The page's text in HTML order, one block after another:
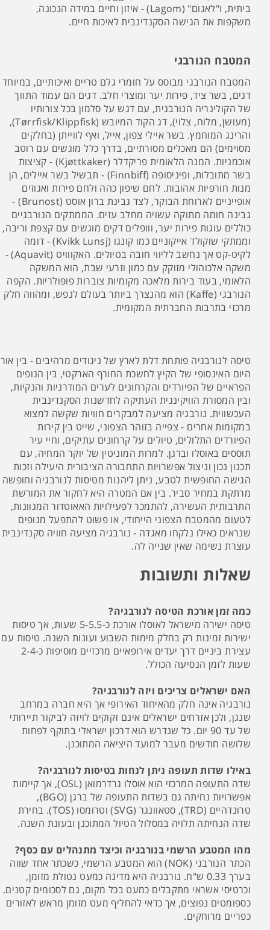
ביתית, ו"לאגום" (Lagom) - איזון וחיים במידה הנכונה,
משקפות את הגישה הסקנדינבית לאיכות חיים.
המטבח הנורבגי
המטבח הנורבגי מבוסס על חומרי גלם טריים ואיכותיים, במיוחד
דגים, בשר ציד, פירות יער ומוצרי חלב. דגים הם עמוד התווך
של הקולינריה הנורבגית, עם דגש על סלמון בכל צורותיו
(מעושן, מלוח, צלוי), דג הקוד המיובש (Tørrfisk/Klippfisk),
והרינג המוחמץ. בשר איילי צפון, אייל, ואף לווייתן (בחלקים
מסוימים) הם מאכלים מסורתיים, בדרך כלל מוגשים עם רוטב
אוכמניות. המנה הלאומית פריקדלר (Kjøttkaker) - קציצות
בשר מתובלות, ופיניסופה (Finnbiff) - תבשיל בשר איילים, הן
מנות חורפיות אהובות. לחם שיפון כהה ולחם פירות ואגוזים
אופייניים לארוחת הבוקר, לצד גבינת ברון אוסט (Brunost) -
גבינה חומה מתוקה עשויה מחלב עזים. הממתקים הנורבגיים
כוללים עוגות פירות יער, ווופלים דקים מוגשים עם קצפת וריבה,
וממתקי שוקולד אייקוניים כמו קונגו (Kvikk Lunsj) - דומה
לקיט-קט אך נחשב לליווי חובה בטיולים. האקווויט (Aquavit) -
משקה אלכוהולי מזוקק עם כמון וזרעי שבת, הוא המשקה
הלאומי, בעוד בירות מלאכה מקומיות צוברות פופולריות. הקפה
הנורבגי (Kaffe) הוא מהנצרך ביותר בעולם לנפש, ומהווה חלק
מרכזי בתרבות החברתית המקומית.
טיסה לנורבגיה פותחת דלת לארץ של ניגודים מרהיבים - בין אור
היום האינסופי של הקיץ לחשכת החורף הארקטי, בין הנופים
הפראיים של הפיורדים והקרחונים לערים המודרניות והנקיות,
ובין המסורת הוויקינגית העתיקה לחדשנות הסקנדינבית
העכשווית. נורבגיה מציעה למבקרים חוויות שקשה למצוא
במקומות אחרים - צפייה בזוהר הצפוני, שייט בין קירות
הפיורדים התלולים, טיולים על קרחונים עתיקים, וחיי עיר
תוססים באוסלו וברגן. למרות המוניטין של יוקר המחיה, עם
תכנון נכון וניצול אפשרויות התחבורה הציבורית היעילה וזכות
הגישה החופשית לטבע, ניתן ליהנות מטיסות לנורבגיה וחופשה
מרתקת במחיר סביר. בין אם המטרה היא לחקור את המורשת
התרבותית העשירה, להתמכר לפעילויות האאוטדור המגוונות,
לטעום מהמטבח הצפוני הייחודי, או פשוט להתפעל מנופים
שנראים כאילו נלקחו מאגדה - נורבגיה מציעה חוויה סקנדינבית
עוצרת נשימה שאין שנייה לה.
שאלות ותשובות
כמה זמן אורכת הטיסה לנורבגיה?
טיסה ישירה מישראל לאוסלו אורכת כ-5-5.5 שעות, אך טיסות
ישירות זמינות רק בחלק מימות השבוע ועונות השנה. טיסות עם
עצירת ביניים דרך יעדים אירופאיים מרכזיים מוסיפות כ-2-4
שעות לזמן הנסיעה הכולל.
האם ישראלים צריכים ויזה לנורבגיה?
נורבגיה אינה חלק מהאיחוד האירופי אך היא חברה במרחב
שנגן, ולכן אזרחים ישראלים אינם זקוקים לויזה לביקור תיירותי
של עד 90 יום. כל שנדרש הוא דרכון ישראלי בתוקף לפחות
שלושה חודשים מעבר למועד היציאה המתוכנן.
באילו שדות תעופה ניתן לנחות בטיסות לנורבגיה?
שדה התעופה המרכזי הוא אוסלו גרדרמואן (OSL), אך קיימות
אפשרויות נחיתה גם בשדות התעופה של ברגן (BGO),
טרונדהיים (TRD), סטאוונגר (SVG) וטרומסו (TOS). בחירת
שדה הנחיתה תלויה במסלול הטיול המתוכנן ובעונת השנה.
מהו המטבע הרשמי בנורבגיה וכיצד מתנהלים עם כסף?
הכתר הנורבגי (NOK) הוא המטבע הרשמי, כשכתר אחד שווה
בערך 0.33 ש"ח. נורבגיה היא מדינה כמעט נטולת מזומן,
וכרטיסי אשראי מתקבלים כמעט בכל מקום, גם לסכומים קטנים.
כספומטים נפוצים, אך כדאי להחליף מעט מזומן מראש לאזורים
כפריים מרוחקים.